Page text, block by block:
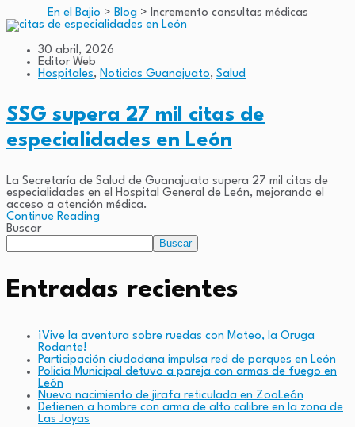
En el Bajio > Blog> Incremento consultas médicas
30 abril, 2026
Editor Web
Hospitales, Noticias Guanajuato, Salud
SSG supera 27 mil citas de
especialidades en León
La Secretaría de Salud de Guanajuato supera 27 mil citas de
especialidades en el Hospital General de León, mejorando el
acceso a atención médica.
Continue Reading
Buscar
Buscar
Entradas recientes
¡Vive la aventura sobre ruedas con Mateo, la Oruga
Rodante!
Participación ciudadana impulsa red de parques en León
Policía Municipal detuvo a pareja con armas de fuego en
León
Nuevo nacimiento de jirafa reticulada en ZooLeón
Detienen a hombre con arma de alto calibre en la zona de
Las Joyas